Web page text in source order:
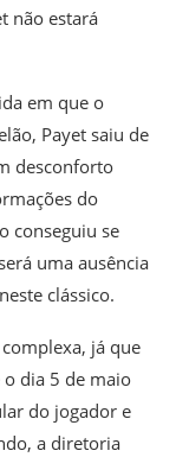
não estará
em que o
Payet saiu de
desconforto
do
conseguiu se
uma ausência
clássico.
já que
o dia 5 de maio
do jogador e
a diretoria